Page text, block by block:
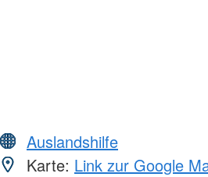
Auslandshilfe
Karte: Link zur Google